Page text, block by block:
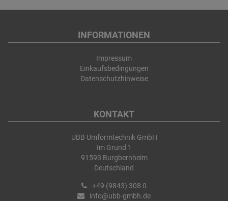
INFORMATIONEN
Impressum
Einkaufsbedingungen
Datenschutzhinweise
KONTAKT
UBB Umformtechnik GmbH
Im Grund 1
91593 Burgbernheim
Deutschland
+49 (9843) 308 0
info@ubb-gmbh.de